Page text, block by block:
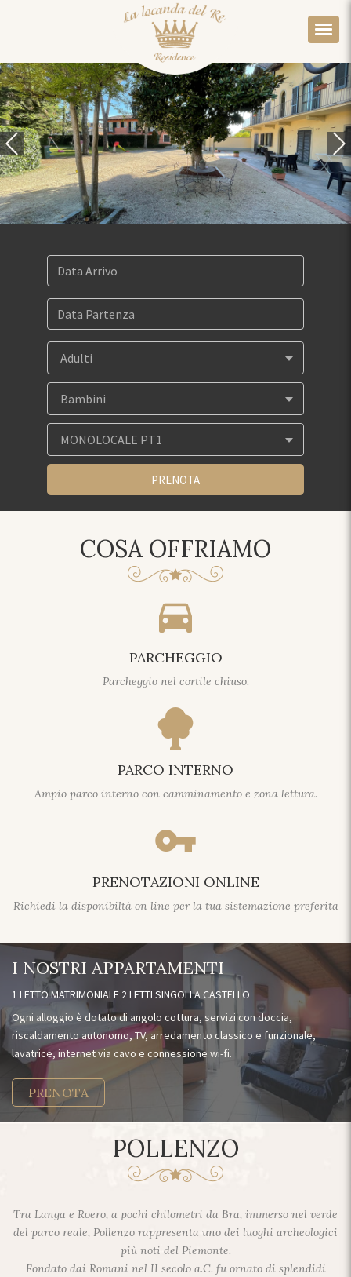
COSA OFFRIAMO
directions_car
PARCHEGGIO
Parcheggio nel cortile chiuso.
PARCO INTERNO
Ampio parco interno con camminamento e zona lettura.
vpn_key
PRENOTAZIONI ONLINE
Richiedi la disponibiltà on line per la tua sistemazione preferita
I NOSTRI APPARTAMENTI
1 LETTO MATRIMONIALE 2 LETTI SINGOLI A CASTELLO
Ogni alloggio è dotato di angolo cottura, servizi con doccia,
riscaldamento autonomo, TV, arredamento classico e funzionale,
lavatrice, internet via cavo e connessione wi-fi.
PRENOTA
POLLENZO
Tra Langa e Roero, a pochi chilometri da Bra, immerso nel verde
del parco reale, Pollenzo rappresenta uno dei luoghi archeologici
più noti del Piemonte.
Fondato dai Romani nel II secolo a.C. fu ornato di splendidi